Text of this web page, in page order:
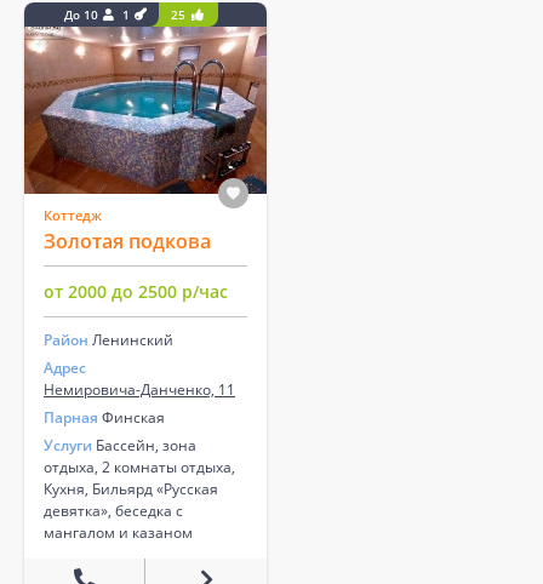
До 10 1 25
Коттедж
Золотая подкова
от 2000 до 2500 р/час
Район Ленинский
Адрес
Немировича-Данченко, 11
Парная Финская
Услуги Бассейн, зона
отдыха, 2 комнаты отдыха,
Кухня, Бильярд «Русская
девятка», беседка с
мангалом и казаном